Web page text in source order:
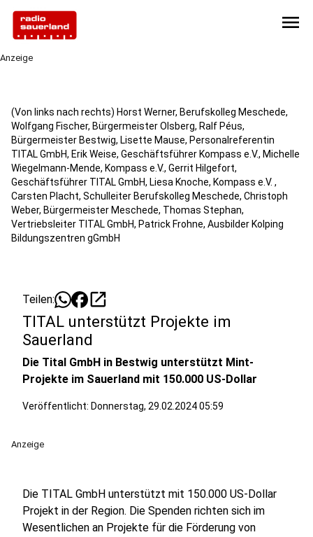
menu
Anzeige
(Von links nach rechts) Horst Werner, Berufskolleg Meschede,
Wolfgang Fischer, Bürgermeister Olsberg, Ralf Péus,
Bürgermeister Bestwig, Lisette Mause, Personalreferentin
TITAL GmbH, Erik Weise, Geschäftsführer Kompass e.V., Michelle
Wiegelmann-Mende, Kompass e.V., Gerrit Hilgefort,
Geschäftsführer TITAL GmbH, Liesa Knoche, Kompass e.V. ,
Carsten Placht, Schulleiter Berufskolleg Meschede, Christoph
Weber, Bürgermeister Meschede, Thomas Stephan,
Vertriebsleiter TITAL GmbH, Patrick Frohne, Ausbilder Kolping
Bildungszentren gGmbH
Teilen: open_in_new
TITAL unterstützt Projekte im
Sauerland
Die Tital GmbH in Bestwig unterstützt Mint-
Projekte im Sauerland mit 150.000 US-Dollar
Veröffentlicht: Donnerstag, 29.02.2024 05:59
Anzeige
Die TITAL GmbH unterstützt mit 150.000 US-Dollar
Projekt in der Region. Die Spenden richten sich im
Wesentlichen an Projekte für die Förderung von